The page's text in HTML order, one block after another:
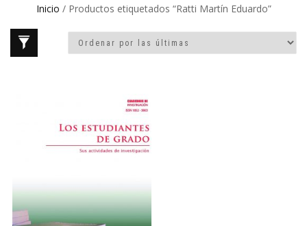
Inicio / Productos etiquetados “Ratti Martín Eduardo”